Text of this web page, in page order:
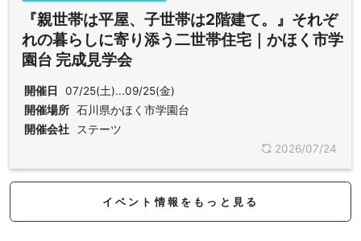
『親世帯は平屋、子世帯は2階建て。』それぞ
れの暮らしに寄り添う二世帯住宅｜かほく市学
園台 完成見学会
開催日
07/25(土)...09/25(金)
開催場所 石川県かほく市学園台
開催会社
ステーツ
2026/07/24
イベント情報をもっと見る